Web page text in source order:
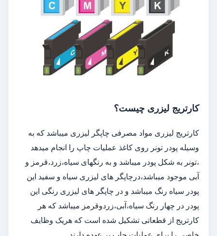
کارتریج لیزری چیست؟
کارتریج لیزری مواد مصرفی چاپگر لیزری میباشد که به
وسیله پودر تونر روی کاغذ عملیات چاپ را انجام میدهد
،تونر به شکل پودر میباشد و به رنگهای سیاه،زرد،قرمز و
آبی موجود میباشد،درچاپگر های لیزری سیاه و سفید این
پودر سیاه رنگ میباشد و در چاپگر های لیزری رنگی این
پودر در چهار رنگ سیاه،آبی،زردوقرمز میباشد که هر
کارتریج از قطعاتی تشکیل شده است که هریک وظایف